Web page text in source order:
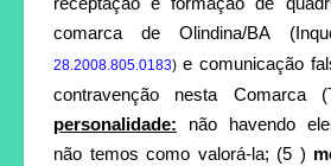
comarca de Olindina/BA
28.2008.805.0183)e comunicação
contravenção nesta Comarca
personalidade: não havendo
não temos como valorá-la; (5 )